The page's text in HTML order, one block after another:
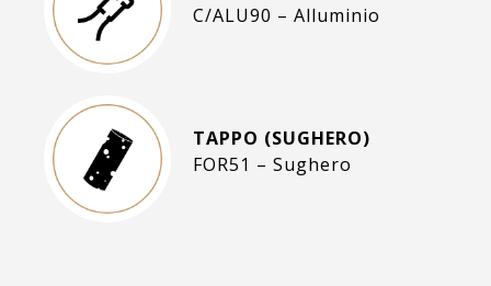
C/ALU90 – Alluminio
TAPPO (SUGHERO)
FOR51 – Sughero